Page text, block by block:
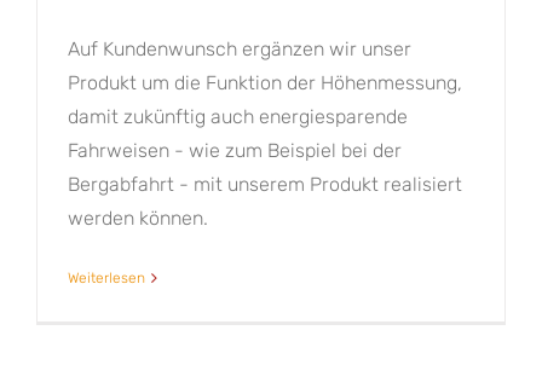
Auf Kundenwunsch ergänzen wir unser
Produkt um die Funktion der Höhenmessung,
damit zukünftig auch energiesparende
Fahrweisen - wie zum Beispiel bei der
Bergabfahrt - mit unserem Produkt realisiert
werden können.
Weiterlesen